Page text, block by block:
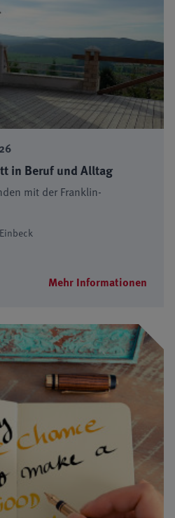
in Beruf und Alltag
mit der Franklin-
Einbeck
Mehr Informationen